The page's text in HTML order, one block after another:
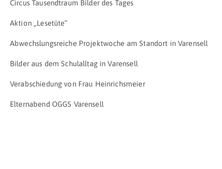
Circus Tausendtraum Bilder des Tages
Aktion „Lesetüte“
Abwechslungsreiche Projektwoche am Standort in Varensell
Bilder aus dem Schulalltag in Varensell
Verabschiedung von Frau Heinrichsmeier
Elternabend OGGS Varensell